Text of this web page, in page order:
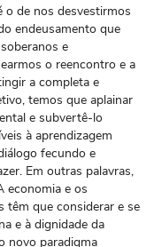
o de nos desvestirmos
endeusamento que
e
o reencontro e a
a completa e
temos que aplainar
e subvertê-lo
à aprendizagem
fecundo e
Em outras palavras,
economia e os
têm que considerar e se
e à dignidade da
novo paradigma